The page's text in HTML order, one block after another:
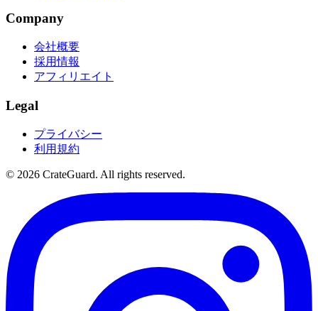
Company
会社概要
採用情報
アフィリエイト
Legal
プライバシー
利用規約
© 2026 CrateGuard. All rights reserved.